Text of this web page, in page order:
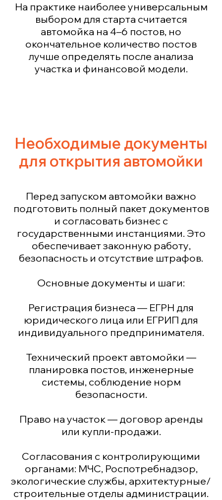
На практике наиболее универсальным
выбором для старта считается
автомойка на 4–6 постов, но
окончательное количество постов
лучше определять после анализа
участка и финансовой модели.
Необходимые документы
для открытия автомойки
Перед запуском автомойки важно
подготовить полный пакет документов
и согласовать бизнес с
государственными инстанциями. Это
обеспечивает законную работу,
безопасность и отсутствие штрафов.
Основные документы и шаги:
Регистрация бизнеса — ЕГРН для
юридического лица или ЕГРИП для
индивидуального предпринимателя.
Технический проект автомойки —
планировка постов, инженерные
системы, соблюдение норм
безопасности.
Право на участок — договор аренды
или купли-продажи.
Согласования с контролирующими
органами: МЧС, Роспотребнадзор,
экологические службы, архитектурные/
строительные отделы администрации.